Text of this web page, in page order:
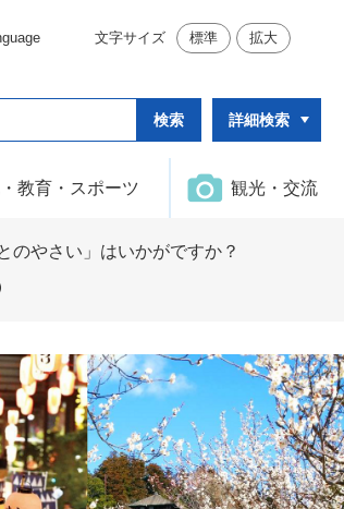
文字サイズ 標準 拡大
詳細検索
教育・スポーツ 観光・交流
のやさい」はいかがですか？